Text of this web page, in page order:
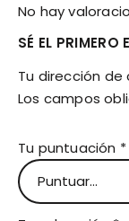
No hay
SÉ EL PRIMERO
Tu dirección
Los campos
Tu puntuación *